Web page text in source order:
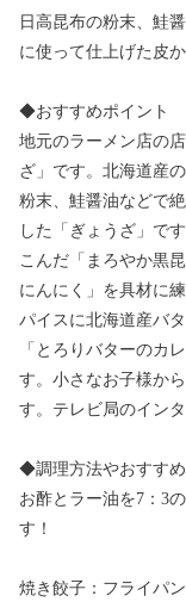
日高昆布の粉末、鮭
に使って仕上げた皮
◆おすすめポイント
地元のラーメン店の
ざ」です。北海道産
粉末、鮭醤油などで
した「ぎょうざ」で
こんだ「まろやか黒
にんにく」を具材に
パイスに北海道産バ
「とろりバターのカ
す。小さなお子様か
す。テレビ局のイン
◆調理方法やおすす
お酢とラー油を7：3
す！
焼き餃子：フライパ